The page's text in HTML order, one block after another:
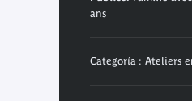
ans
Categoría : Ateliers